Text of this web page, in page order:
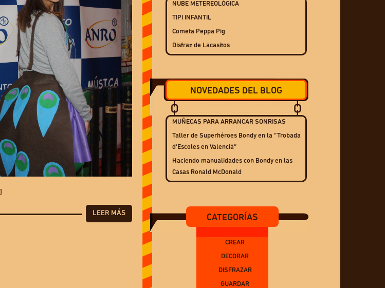
LEER MÁS
NUBE METEREOLÓGICA
TIPI INFANTIL
Cometa Peppa Pig
Disfraz de Lacasitos
NOVEDADES DEL BLOG
MUÑECAS PARA ARRANCAR SONRISAS
Taller de Superhéroes Bondy en la “Trobada
d’Escoles en Valencià”
Haciendo manualidades con Bondy en las
Casas Ronald McDonald
CATEGORÍAS
CREAR
DECORAR
DISFRAZAR
GUARDAR